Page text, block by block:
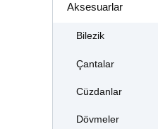
Aksesuarlar
Bilezik
Çantalar
Cüzdanlar
Dövmeler